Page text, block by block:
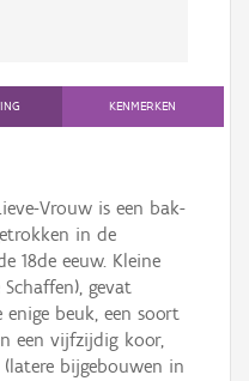
KENMERKEN
Vrouw is een bak-
in de
18de eeuw. Kleine
gevat
beuk, een soort
een vijfzijdig koor,
bijgebouwen in